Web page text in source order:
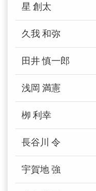
星 創太
久我 和弥
田井 慎一郎
浅岡 満憲
栁 利幸
長谷川 令
宇賀地 強